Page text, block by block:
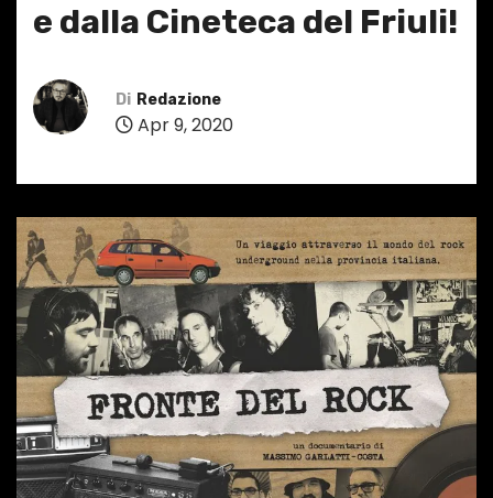
e dalla Cineteca del Friuli!
Di Redazione
Apr 9, 2020